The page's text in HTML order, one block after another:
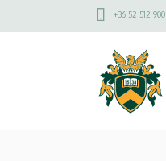
Munkatársak
Tájvédelmi
a
Felső
menü
+36 52 512 900